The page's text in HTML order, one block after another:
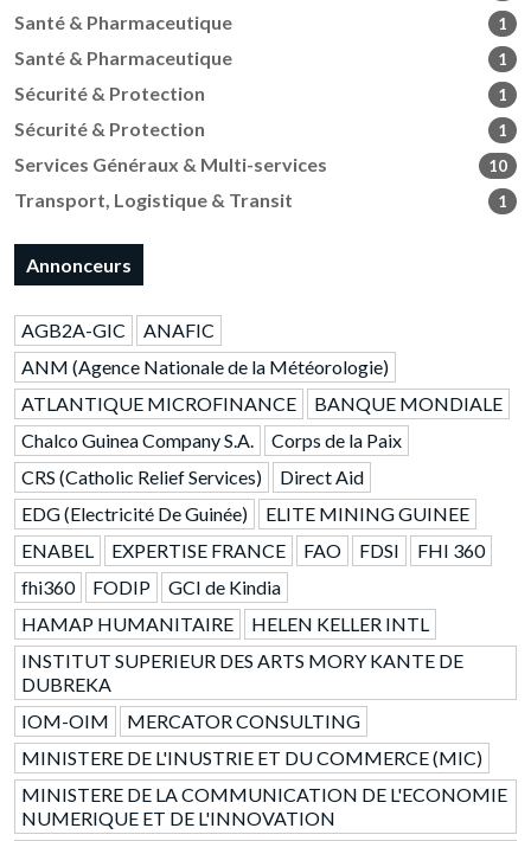
Santé & Pharmaceutique 1
Santé & Pharmaceutique 1
Sécurité & Protection 1
Sécurité & Protection 1
Services Généraux & Multi-services 10
Transport, Logistique & Transit 1
Annonceurs
AGB2A-GIC
ANAFIC
ANM (Agence Nationale de la Météorologie)
ATLANTIQUE MICROFINANCE
BANQUE MONDIALE
Chalco Guinea Company S.A.
Corps de la Paix
CRS (Catholic Relief Services)
Direct Aid
EDG (Electricité De Guinée)
ELITE MINING GUINEE
ENABEL
EXPERTISE FRANCE FAO FDSI
FHI 360
fhi360
FODIP
GCI de Kindia
HAMAP HUMANITAIRE
HELEN KELLER INTL
INSTITUT SUPERIEUR DES ARTS MORY KANTE DE
DUBREKA
IOM-OIM
MERCATOR CONSULTING
MINISTERE DE L'INUSTRIE ET DU COMMERCE (MIC)
MINISTERE DE LA COMMUNICATION DE L'ECONOMIE
NUMERIQUE ET DE L'INNOVATION